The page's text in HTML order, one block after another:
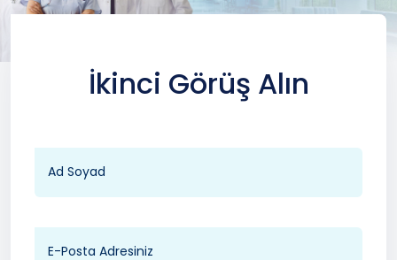
İkinci Görüş Alın